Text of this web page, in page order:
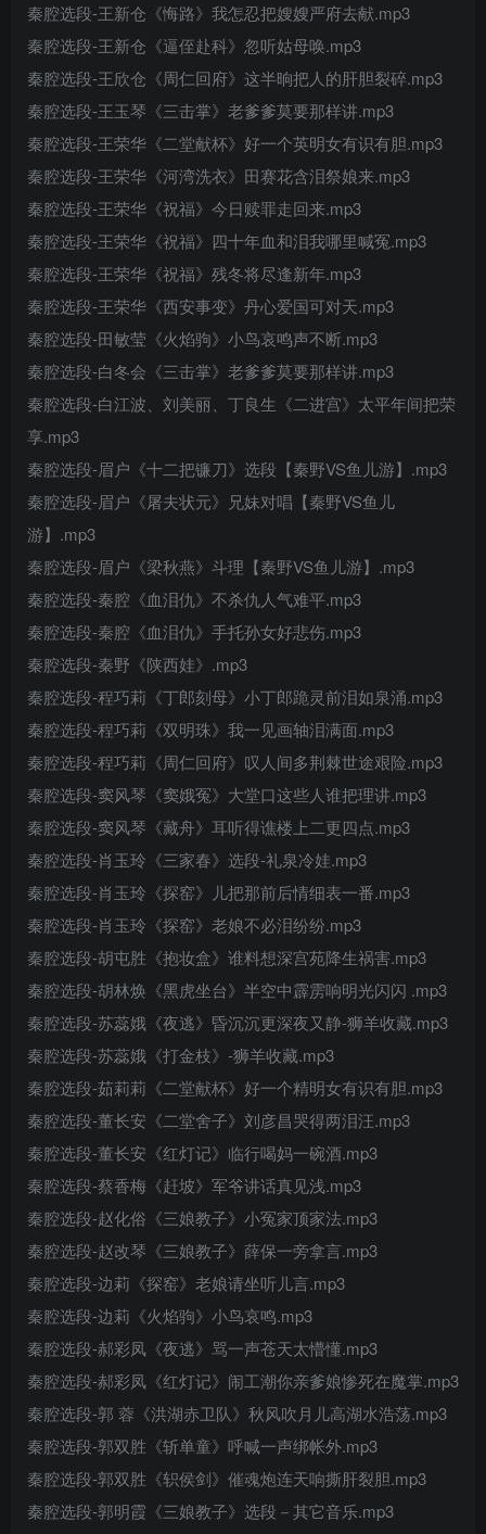
秦腔选段-王新仓《悔路》我怎忍把嫂嫂严府去献.mp3
秦腔选段-王新仓《逼侄赴科》忽听姑母唤.mp3
秦腔选段-王欣仓《周仁回府》这半晌把人的肝胆裂碎.mp3
秦腔选段-王玉琴《三击掌》老爹爹莫要那样讲.mp3
秦腔选段-王荣华《二堂献杯》好一个英明女有识有胆.mp3
秦腔选段-王荣华《河湾洗衣》田赛花含泪祭娘来.mp3
秦腔选段-王荣华《祝福》今日赎罪走回来.mp3
秦腔选段-王荣华《祝福》四十年血和泪我哪里喊冤.mp3
秦腔选段-王荣华《祝福》残冬将尽逢新年.mp3
秦腔选段-王荣华《西安事变》丹心爱国可对天.mp3
秦腔选段-田敏莹《火焰驹》小鸟哀鸣声不断.mp3
秦腔选段-白冬会《三击掌》老爹爹莫要那样讲.mp3
秦腔选段-白江波、刘美丽、丁良生《二进宫》太平年间把荣
享.mp3
秦腔选段-眉户《十二把镰刀》选段【秦野VS鱼儿游】.mp3
秦腔选段-眉户《屠夫状元》兄妹对唱【秦野VS鱼儿
游】.mp3
秦腔选段-眉户《梁秋燕》斗理【秦野VS鱼儿游】.mp3
秦腔选段-秦腔《血泪仇》不杀仇人气难平.mp3
秦腔选段-秦腔《血泪仇》手托孙女好悲伤.mp3
秦腔选段-秦野《陕西娃》.mp3
秦腔选段-程巧莉《丁郎刻母》小丁郎跪灵前泪如泉涌.mp3
秦腔选段-程巧莉《双明珠》我一见画轴泪满面.mp3
秦腔选段-程巧莉《周仁回府》叹人间多荆棘世途艰险.mp3
秦腔选段-窦风琴《窦娥冤》大堂口这些人谁把理讲.mp3
秦腔选段-窦风琴《藏舟》耳听得谯楼上二更四点.mp3
秦腔选段-肖玉玲《三家春》选段-礼泉冷娃.mp3
秦腔选段-肖玉玲《探窑》儿把那前后情细表一番.mp3
秦腔选段-肖玉玲《探窑》老娘不必泪纷纷.mp3
秦腔选段-胡屯胜《抱妆盒》谁料想深宫苑降生祸害.mp3
秦腔选段-胡林焕《黑虎坐台》半空中霹雳响明光闪闪 .mp3
秦腔选段-苏蕊娥《夜逃》昏沉沉更深夜又静-狮羊收藏.mp3
秦腔选段-苏蕊娥《打金枝》-狮羊收藏.mp3
秦腔选段-茹莉莉《二堂献杯》好一个精明女有识有胆.mp3
秦腔选段-董长安《二堂舍子》刘彦昌哭得两泪汪.mp3
秦腔选段-董长安《红灯记》临行喝妈一碗酒.mp3
秦腔选段-蔡香梅《赶坡》军爷讲话真见浅.mp3
秦腔选段-赵化俗《三娘教子》小冤家顶家法.mp3
秦腔选段-赵改琴《三娘教子》薛保一旁拿言.mp3
秦腔选段-边莉《探窑》老娘请坐听儿言.mp3
秦腔选段-边莉《火焰驹》小鸟哀鸣.mp3
秦腔选段-郝彩凤《夜逃》骂一声苍天太懵懂.mp3
秦腔选段-郝彩凤《红灯记》闹工潮你亲爹娘惨死在魔掌.mp3
秦腔选段-郭 蓉《洪湖赤卫队》秋风吹月儿高湖水浩荡.mp3
秦腔选段-郭双胜《斩单童》呼喊一声绑帐外.mp3
秦腔选段-郭双胜《轵侯剑》催魂炮连天响撕肝裂胆.mp3
秦腔选段-郭明霞《三娘教子》选段－其它音乐.mp3